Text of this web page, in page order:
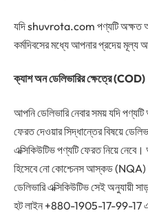
যদি shuvrota.com পণ্যটি অক্ষত
কর্মদিবসের মধ্যে আপনার প্রদেয় মূল্য
ক্যাশ অন ডেলিভারির ক্ষেত্রে (COD)
আপনি ডেলিভারি নেবার সময় যদি
ফেরত দেওয়ার সিদ্ধান্তের বিষয়ে
এক্সিকিউটিভ পণ্যটি ফেরত নিয়ে
হিসেবে নো কোশ্চেনস আস্কড (NQA)
ডেলিভারি এক্সিকিউটিভ সেই অনুযায়ী
হট লাইন +880-1905-17-99-17 এ